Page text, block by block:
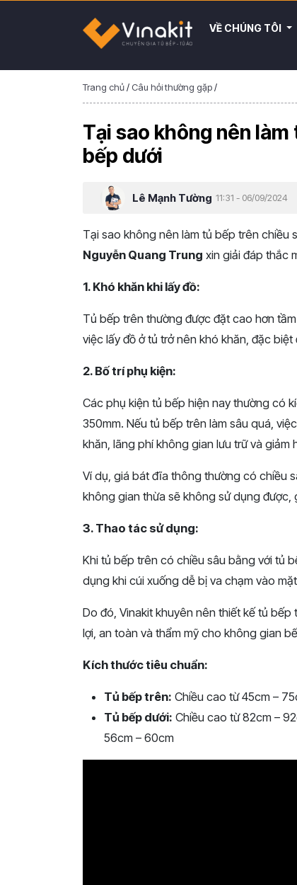
VỀ CHÚNG TÔI
Trang chủ/ Câu hỏi thường gặp/
Tại sao không nên
bếp dưới
Lê Mạnh Tường 11:31 - 06/09/2024
Tại sao không nên làm tủ bếp trên chiều
Nguyễn Quang Trung xin giải đáp thắc
1. Khó khăn khi lấy đồ:
Tủ bếp trên thường được đặt cao hơn
việc lấy đồ ở tủ trở nên khó khăn, đặc
2. Bố trí phụ kiện:
Các phụ kiện tủ bếp hiện nay thường có
350mm. Nếu tủ bếp trên làm sâu quá,
khăn, lãng phí không gian lưu trữ và giảm
Ví dụ, giá bát đĩa thông thường có chiều
không gian thừa sẽ không sử dụng được,
3. Thao tác sử dụng:
Khi tủ bếp trên có chiều sâu bằng với tủ
dụng khi cúi xuống dễ bị va chạm vào
Do đó, Vinakit khuyên nên thiết kế tủ
lợi, an toàn và thẩm mỹ cho không gian
Kích thước tiêu chuẩn:
Tủ bếp trên: Chiều cao từ 45cm –
Tủ bếp dưới: Chiều cao từ 82cm –
56cm – 60cm